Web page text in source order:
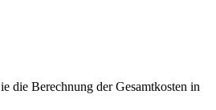
die Berechnung der Gesamtkosten in